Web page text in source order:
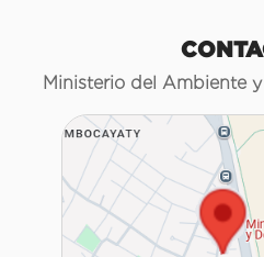
Ministerio del Ambiente